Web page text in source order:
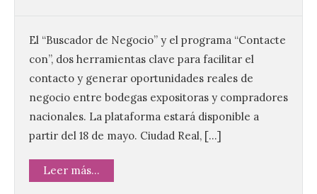
El “Buscador de Negocio” y el programa “Contacte
con”, dos herramientas clave para facilitar el
contacto y generar oportunidades reales de
negocio entre bodegas expositoras y compradores
nacionales. La plataforma estará disponible a
partir del 18 de mayo. Ciudad Real, […]
Leer más...